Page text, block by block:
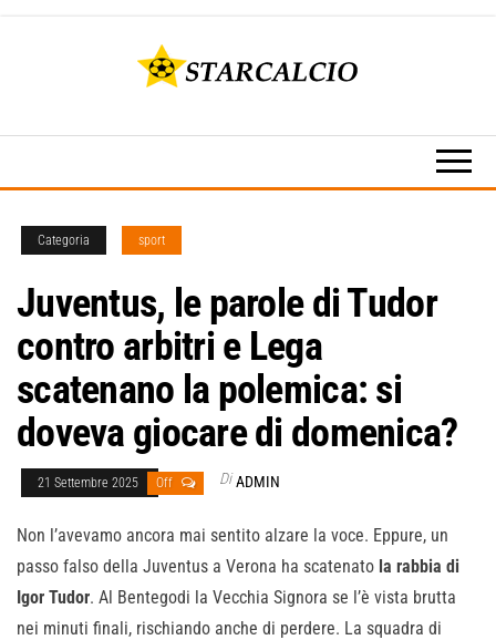
Rojadirecta
Calcio,
preferiti su
Starcalcio..
Categoria sport
Juventus, le parole di Tudor
contro arbitri e Lega
scatenano la polemica: si
doveva giocare di domenica?
21 Settembre 2025 Off Di ADMIN
Non l’avevamo ancora mai sentito alzare la voce. Eppure, un
passo falso della Juventus a Verona ha scatenato la rabbia di
Igor Tudor. Al Bentegodi la Vecchia Signora se l’è vista brutta
nei minuti finali, rischiando anche di perdere. La squadra di